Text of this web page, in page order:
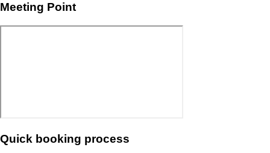
Meeting Point
Quick booking process